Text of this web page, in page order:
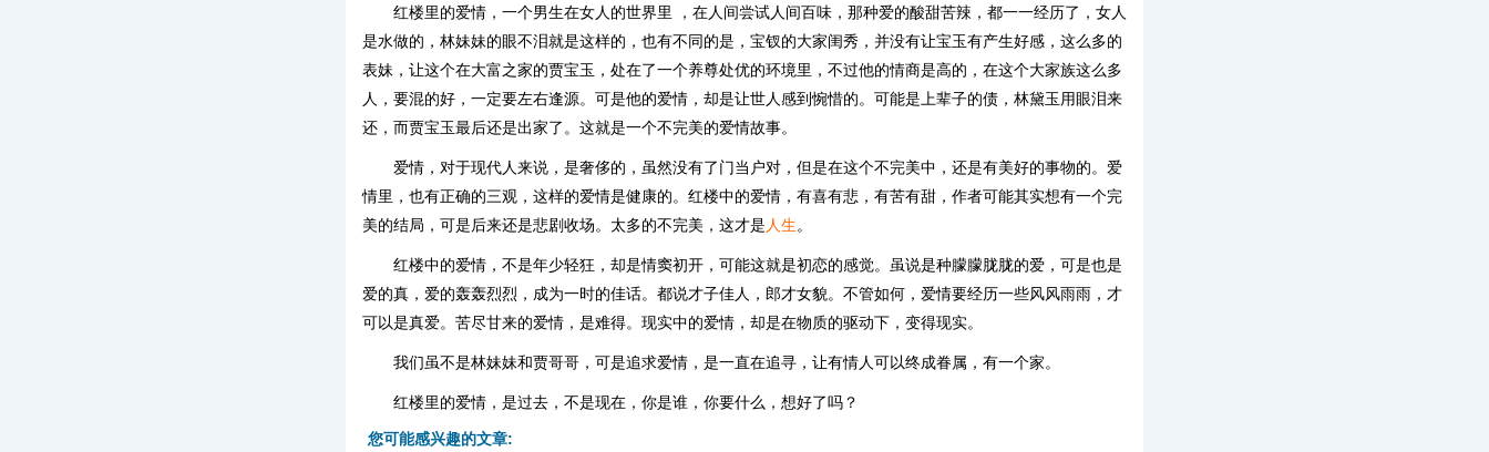
红楼里的爱情，一个男生在女人的世界里 ，在人间尝试人间百味，那种爱的酸甜苦辣，都一一经历了，女人
是水做的，林妹妹的眼不泪就是这样的，也有不同的是，宝钗的大家闺秀，并没有让宝玉有产生好感，这么多的
表妹，让这个在大富之家的贾宝玉，处在了一个养尊处优的环境里，不过他的情商是高的，在这个大家族这么多
人，要混的好，一定要左右逢源。可是他的爱情，却是让世人感到惋惜的。可能是上辈子的债，林黛玉用眼泪来
还，而贾宝玉最后还是出家了。这就是一个不完美的爱情故事。
爱情，对于现代人来说，是奢侈的，虽然没有了门当户对，但是在这个不完美中，还是有美好的事物的。爱
情里，也有正确的三观，这样的爱情是健康的。红楼中的爱情，有喜有悲，有苦有甜，作者可能其实想有一个完
美的结局，可是后来还是悲剧收场。太多的不完美，这才是 人生。
红楼中的爱情，不是年少轻狂，却是情窦初开，可能这就是初恋的感觉。虽说是种朦朦胧胧的爱，可是也是
爱的真，爱的轰轰烈烈，成为一时的佳话。都说才子佳人，郎才女貌。不管如何，爱情要经历一些风风雨雨，才
可以是真爱。苦尽甘来的爱情，是难得。现实中的爱情，却是在物质的驱动下，变得现实。
我们虽不是林妹妹和贾哥哥，可是追求爱情，是一直在追寻，让有情人可以终成眷属，有一个家。
红楼里的爱情，是过去，不是现在，你是谁，你要什么，想好了吗？
您可能感兴趣的文章: